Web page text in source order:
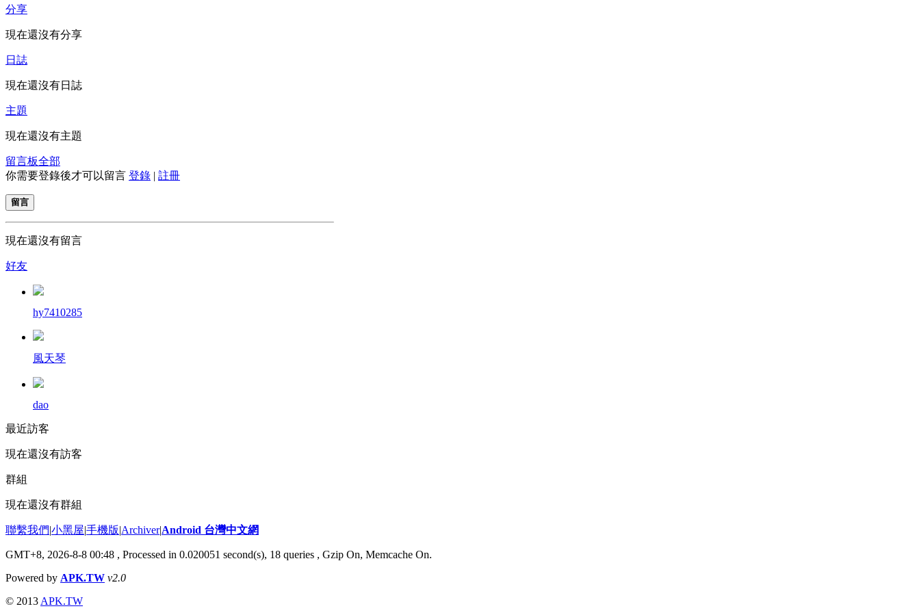
分享
現在還沒有分享
日誌
現在還沒有日誌
主題
現在還沒有主題
留言板全部
你需要登錄後才可以留言 登錄 | 註冊
留言
現在還沒有留言
好友
hy7410285
風天琴
dao
最近訪客
現在還沒有訪客
群組
現在還沒有群組
聯繫我們|小黑屋|手機版|Archiver|Android 台灣中文網
GMT+8, 2026-8-8 00:48 , Processed in 0.020051 second(s), 18 queries , Gzip On, Memcache On.
Powered by APK.TW v2.0
© 2013 APK.TW